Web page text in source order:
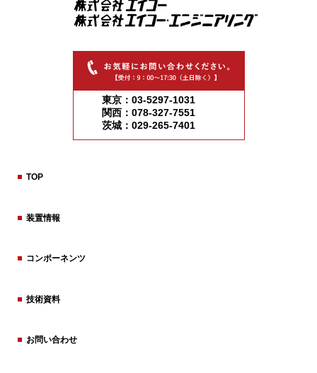
東京：03-5297-1031
関西：078-327-7551
茨城：029-265-7401
TOP
装置情報
コンポーネンツ
技術資料
お問い合わせ